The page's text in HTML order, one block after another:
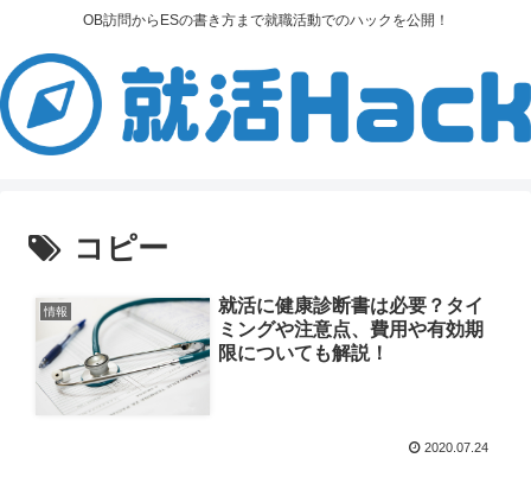
OB訪問からESの書き方まで就職活動でのハックを公開！
コピー
情報
就活に健康診断書は必要？タイ
ミングや注意点、費用や有効期
限についても解説！
2020.07.24